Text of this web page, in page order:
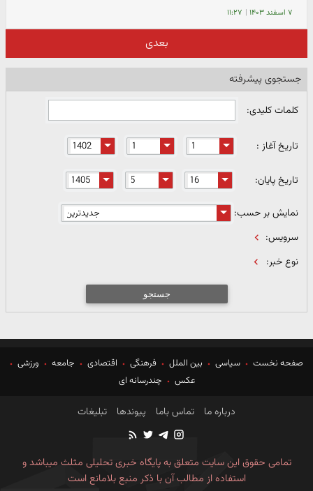
۷ اسفند ۱۴۰۳ | ۱۱:۲۷
بعدی
جستجوی پیشرفته
کلمات کلیدی:
تاریخ آغاز :
تاریخ پایان:
نمایش بر حسب:
سرویس:
نوع خبر:
جستجو
صفحه نخست سیاسی بین الملل فرهنگی اقتصادی جامعه
ورزشی
عکس
چندرسانه ای
درباره ما تماس باما پیوندها تبلیغات
تمامی حقوق این سایت متعلق به پایگاه خبری تحلیلی مثلث میباشد و
استفاده از مطالب آن با ذکر منبع بلامانع است